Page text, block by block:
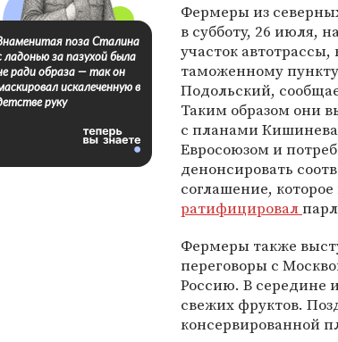
Фермеры из
в субботу, 26 июля,
участок автотрассы,
таможенному
Подольский,
Таким образом они
с планами
Евросоюзом и
денонсировать
соглашение,
ратифицировал
Фермеры также
переговоры с
Россию. В середине
свежих фруктов.
консервированной
поза Сталина
ладонью за пазухой была
ради образа — так он
искалеченную в
руку